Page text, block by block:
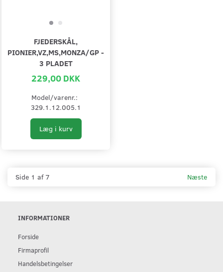
FJEDERSKÅL,
PIONIER,VZ,MS,MONZA/GP -
3 PLADET
229,00 DKK
Model/varenr.:
329.1.12.005.1
Læg i kurv
Side 1 af 7 Næste
INFORMATIONER
Forside
Firmaprofil
Handelsbetingelser